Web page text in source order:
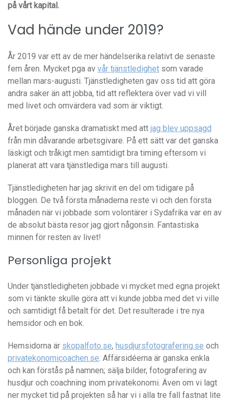
på vårt kapital.
Vad hände under 2019?
År 2019 var ett av de mer händelserika relativt de senaste
fem åren. Mycket pga av vår tjänstledighet som varade
mellan mars-augusti. Tjänstledigheten gav oss tid att göra
andra saker än att jobba, tid att reflektera över vad vi vill
med livet och omvärdera vad som är viktigt.
Året började ganska dramatiskt med att jag blev uppsagd
från min dåvarande arbetsgivare. På ett sätt var det ganska
läskigt och tråkigt men samtidigt bra timing eftersom vi
planerat att vara tjänstlediga mars till augusti.
Tjänstledigheten har jag skrivit en del om tidigare på
bloggen. De två första månaderna reste vi och den första
månaden när vi jobbade som volontärer i Sydafrika var en av
de absolut bästa resor jag gjort någonsin. Fantastiska
minnen för resten av livet!
Personliga projekt
Under tjänstledigheten jobbade vi mycket med egna projekt
som vi tänkte skulle göra att vi kunde jobba med det vi ville
och samtidigt få betalt för det. Det resulterade i tre nya
hemsidor och en bok.
Hemsidorna är skopalfoto.se, husdjursfotografering.se och
privatekonomicoachen.se. Affärsidéerna är ganska enkla
och kan förstås på namnen; sälja bilder, fotografering av
husdjur och coachning inom privatekonomi. Även om vi lagt
ner mycket tid på projekten så har vi i alla tre fall fastnat lite